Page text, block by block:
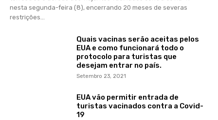
nesta segunda-feira (8), encerrando 20 meses de severas
restrições...
Quais vacinas serão aceitas pelos
EUA e como funcionará todo o
protocolo para turistas que
desejam entrar no país.
Setembro 23, 2021
EUA vão permitir entrada de
turistas vacinados contra a Covid-
19